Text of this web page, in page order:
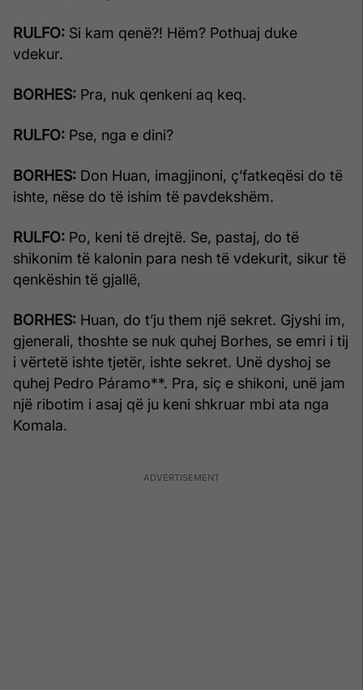
RULFO: Si kam qenë?! Hëm? Pothuaj duke
vdekur.
BORHES: Pra, nuk qenkeni aq keq.
RULFO: Pse, nga e dini?
BORHES: Don Huan, imagjinoni, ç’fatkeqësi do të
ishte, nëse do të ishim të pavdekshëm.
RULFO: Po, keni të drejtë. Se, pastaj, do të
shikonim të kalonin para nesh të vdekurit, sikur të
qenkëshin të gjallë,
BORHES: Huan, do t’ju them një sekret. Gjyshi im,
gjenerali, thoshte se nuk quhej Borhes, se emri i tij
i vërtetë ishte tjetër, ishte sekret. Unë dyshoj se
quhej Pedro Páramo**. Pra, siç e shikoni, unë jam
një ribotim i asaj që ju keni shkruar mbi ata nga
Komala.